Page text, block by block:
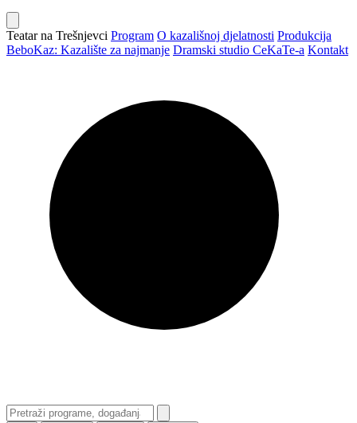
Teatar na Trešnjevci Program O kazališnoj djelatnosti Produkcija
BeboKaz: Kazalište za najmanje Dramski studio CeKaTe-a Kontakt